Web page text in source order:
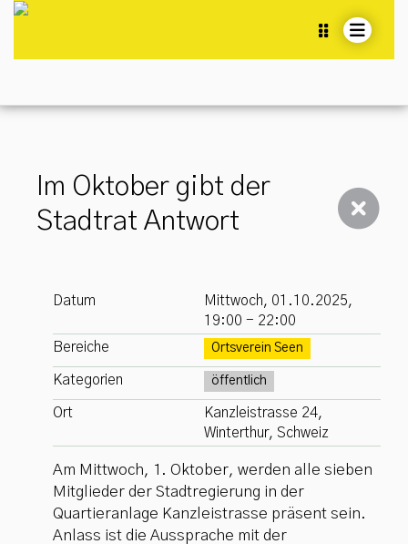
Veranstaltungen
Seemer Bote
Kurse
Fotoarchiv
Services
Im Oktober gibt der
Stadtrat Antwort
Datum
Mittwoch, 01.10.2025,
19:00 - 22:00
Bereiche
Ortsverein Seen
Kategorien öffentlich
Ort
Kanzleistrasse 24,
Winterthur, Schweiz
Am Mittwoch, 1. Oktober, werden alle sieben
Mitglieder der Stadtregierung in der
Quartieranlage Kanzleistrasse präsent sein.
Anlass ist die Aussprache mit der